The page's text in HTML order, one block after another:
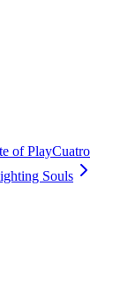
of PlayCuatro
Souls